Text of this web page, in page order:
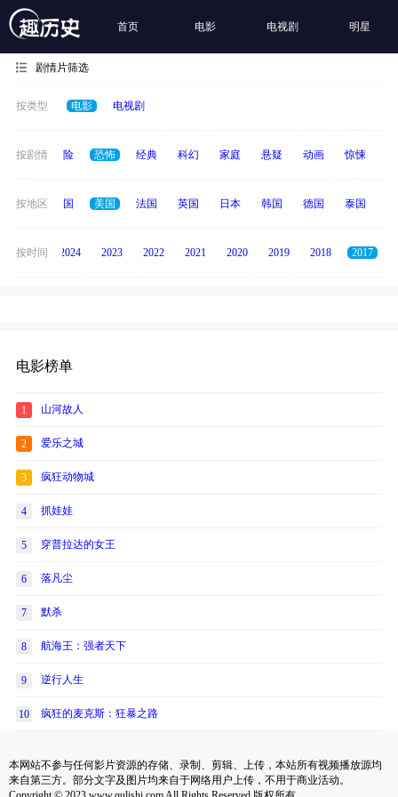
首页 电影 电视剧 明星
剧情片筛选
按类型 电影 电视剧
按剧情
爱情 冒险 恐怖 经典 科幻 家庭 悬疑 动画 惊悚
按地区
全部 中国 美国 法国 英国 日本 韩国 德国 泰国
按时间
2025 2024 2023 2022 2021 2020 2019 2018 2017
电影榜单
1 山河故人
2 爱乐之城
3 疯狂动物城
4 抓娃娃
5 穿普拉达的女王
6 落凡尘
7 默杀
8 航海王：强者天下
9 逆行人生
10 疯狂的麦克斯：狂暴之路
本网站不参与任何影片资源的存储、录制、剪辑、上传，本站所有视频播放源均
来自第三方。部分文字及图片均来自于网络用户上传，不用于商业活动。